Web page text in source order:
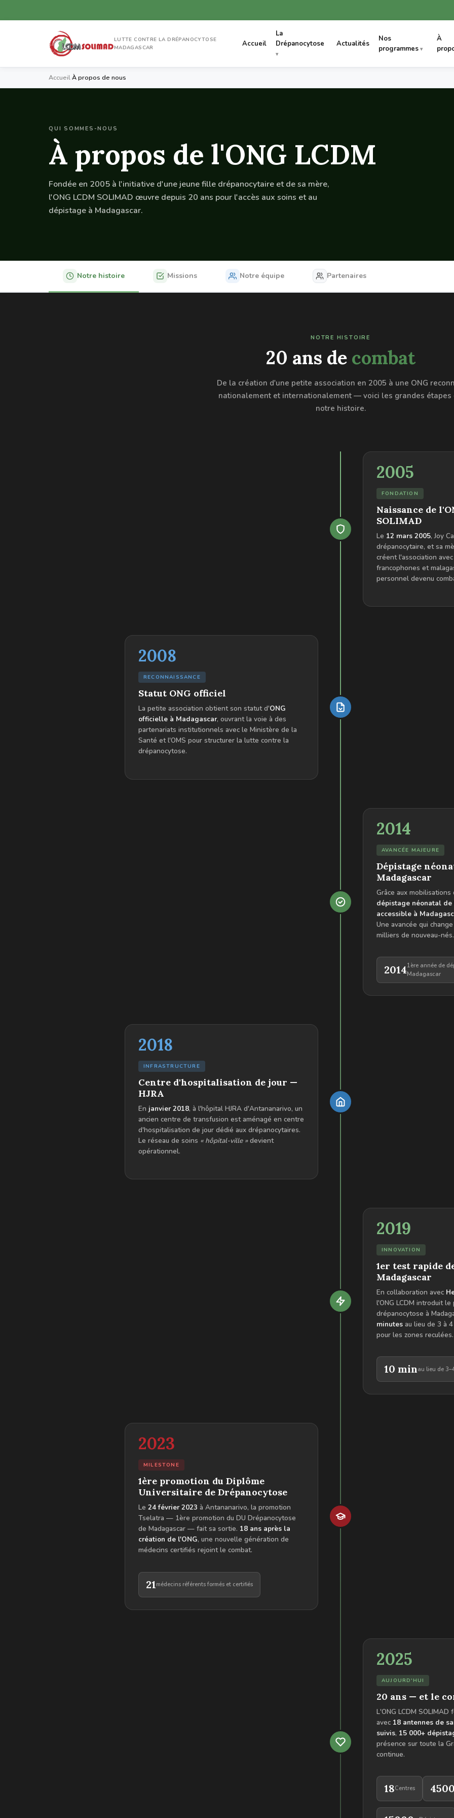
LUTTE CONTRE LA DRÉPANOCYTOSE
MADAGASCAR
Accueil
La
Drépanocytose
Actualités
Nos
programmes
À
AccueilÀ propos de nous
QUI SOMMES-NOUS
À propos de l'ONG LCDM
Fondée en 2005 à l'initiative d'une jeune fille drépanocytaire et de sa mère,
l'ONG LCDM SOLIMAD œuvre depuis 20 ans pour l'accès aux soins et au
dépistage à Madagascar.
Notre histoire Missions Notre équipe Partenaires
NOTRE HISTOIRE
20 ans de combat
De la création d'une petite association en 2005 à une ONG
nationalement et internationalement — voici les grandes étapes
notre histoire.
2005
FONDATION
Naissance de
SOLIMAD
Le 12 mars 2005, Joy
drépanocytaire, et sa
créent l'association
francophones et
personnel devenu
2008
RECONNAISSANCE
Statut ONG officiel
La petite association obtient son statut d'ONG
officielle à Madagascar, ouvrant la voie à des
partenariats institutionnels avec le Ministère de la
Santé et l'OMS pour structurer la lutte contre la
drépanocytose.
2014
AVANCÉE MAJEURE
Dépistage
Madagascar
Grâce aux mobilisations
dépistage néonatal
accessible à
Une avancée qui
milliers de nouveau-nés.
20141ère année de
Madagascar
2018
INFRASTRUCTURE
Centre d'hospitalisation de jour —
HJRA
En janvier 2018, à l'hôpital HJRA d'Antananarivo, un
ancien centre de transfusion est aménagé en centre
d'hospitalisation de jour dédié aux drépanocytaires.
Le réseau de soins « hôpital-ville »devient
opérationnel.
2019
INNOVATION
1er test rapide
Madagascar
En collaboration avec
l'ONG LCDM introduit
drépanocytose à
minutes au lieu de 3 à
pour les zones reculées.
10 minau lieu de
2023
MILESTONE
1ère promotion du Diplôme
Universitaire de Drépanocytose
Le 24 février 2023 à Antananarivo, la promotion
Tselatra — 1ère promotion du DU Drépanocytose
de Madagascar — fait sa sortie. 18 ans après la
création de l'ONG, une nouvelle génération de
médecins certifiés rejoint le combat.
21médecins référents formés et certifiés
2025
AUJOURD'HUI
20 ans — et le
L'ONG LCDM SOLIMAD
avec 18 antennes de
suivis, 15 000+
présence sur toute la
continue.
18Centres